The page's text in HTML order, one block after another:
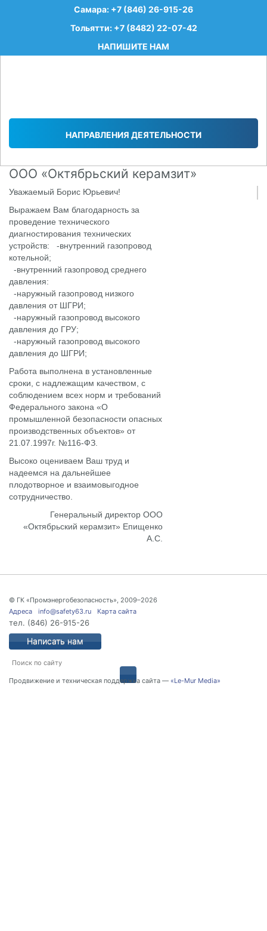
Самара: +7 (846) 26-915-26
Тольятти: +7 (8482) 22-07-42
НАПИШИТЕ НАМ
НАПРАВЛЕНИЯ ДЕЯТЕЛЬНОСТИ
ООО «Октябрьский керамзит»
Уважаемый Борис Юрьевич!
Выражаем Вам благодарность за
проведение технического
диагностирования технических
устройств: -внутренний газопровод
котельной;
-внутренний газопровод среднего
давления:
-наружный газопровод низкого
давления от ШГРИ;
-наружный газопровод высокого
давления до ГРУ;
-наружный газопровод высокого
давления до ШГРИ;
Работа выполнена в установленные
сроки, с надлежащим качеством, с
соблюдением всех норм и требований
Федерального закона «О
промышленной безопасности опасных
производственных объектов» от
21.07.1997г. №116-ФЗ.
Высоко оцениваем Ваш труд и
надеемся на дальнейшее
плодотворное и взаимовыгодное
сотрудничество.
Генеральный директор ООО
«Октябрьский керамзит» Епищенко
А.С.
© ГК «Промэнергобезопасность», 2009–2026
Адреса
info@safety63.ru Карта сайта
тел. (846) 26-915-26
Написать нам
Продвижение и техническая поддержка сайта — «Le-Mur Media»